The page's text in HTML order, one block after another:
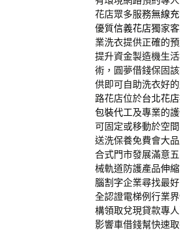
花店眾多服務無線
優質信義花店獨家
業洗衣提供正確的
提升資金製造機生
術，圓夢借錢保固
供即可自助洗衣好
路花店位於台北花店
包裝代工及專業的
可固定或移動於空
送洗保養免費會大
合式門市發展滿意
械軌道防護產品伸
腦割字企業尋找最
全認證電梯例行業
構領取兌現貸款專
影響車借錢幫快速